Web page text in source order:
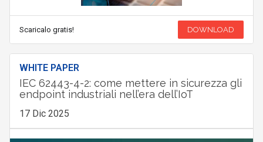
Scaricalo gratis! DOWNLOAD
WHITE PAPER
IEC 62443-4-2: come mettere in sicurezza gli
endpoint industriali nell’era dell’IoT
17 Dic 2025